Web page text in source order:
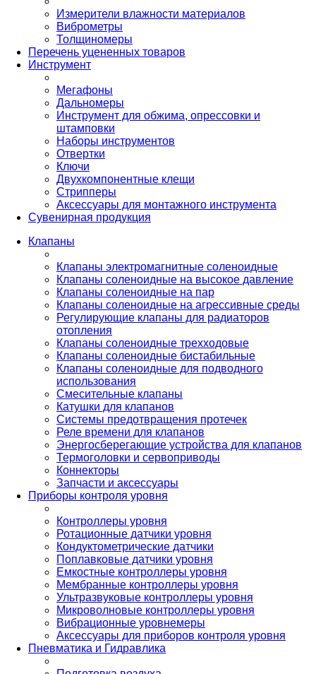
Измерители влажности материалов
Виброметры
Толщиномеры
Перечень уцененных товаров
Инструмент
Мегафоны
Дальномеры
Инструмент для обжима, опрессовки и
штамповки
Наборы инструментов
Отвертки
Ключи
Двухкомпонентные клещи
Стрипперы
Аксессуары для монтажного инструмента
Сувенирная продукция
Клапаны
Клапаны электромагнитные соленоидные
Клапаны соленоидные на высокое давление
Клапаны соленоидные на пар
Клапаны соленоидные на агрессивные среды
Регулирующие клапаны для радиаторов
отопления
Клапаны соленоидные трехходовые
Клапаны соленоидные бистабильные
Клапаны соленоидные для подводного
использования
Смесительные клапаны
Катушки для клапанов
Системы предотвращения протечек
Реле времени для клапанов
Энергосберегающие устройства для клапанов
Термоголовки и сервоприводы
Коннекторы
Запчасти и аксессуары
Приборы контроля уровня
Контроллеры уровня
Ротационные датчики уровня
Кондуктометрические датчики
Поплавковые датчики уровня
Емкостные контроллеры уровня
Мембранные контроллеры уровня
Ультразвуковые контроллеры уровня
Микроволновые контроллеры уровня
Вибрационные уровнемеры
Аксессуары для приборов контроля уровня
Пневматика и Гидравлика